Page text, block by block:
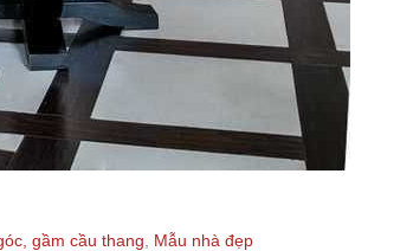
gầm cầu thang Mẫu nhà đẹp